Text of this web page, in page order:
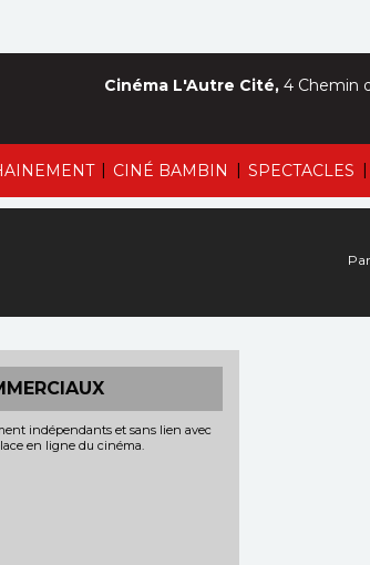
| CINÉ BAMBIN | SPECTACLES |
Cinéma L'Autre Cité, 4 Chemin
indépendants et sans lien avec
en ligne du cinéma.